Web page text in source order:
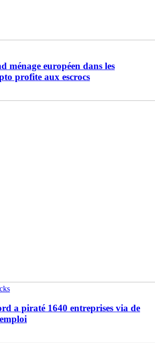
ménage européen dans les
profite aux escrocs
a piraté 1640 entreprises via de